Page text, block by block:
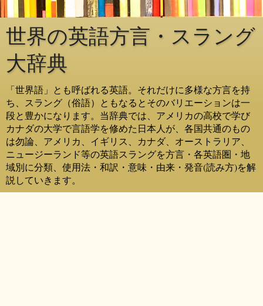
世界の英語方言・スラング
大辞典
「世界語」とも呼ばれる英語。それだけに多様な方言を持
ち、スラング（俗語）ともなるとそのバリエーションは一
段と豊かになります。当辞典では、アメリカの高校で学び
カナダの大学で言語学を修めた日本人が、各国共通のもの
は勿論、アメリカ、イギリス、カナダ、オーストラリア、
ニュージーランド等の英語スラングを方言・各英語圏・地
域別に分類、使用法・和訳・意味・由来・発音(読み方)を解
説していきます。